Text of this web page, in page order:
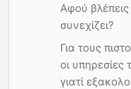
Αφού βλέπεις
συνεχίζει?
Για τους
οι υπηρεσίες
γιατί